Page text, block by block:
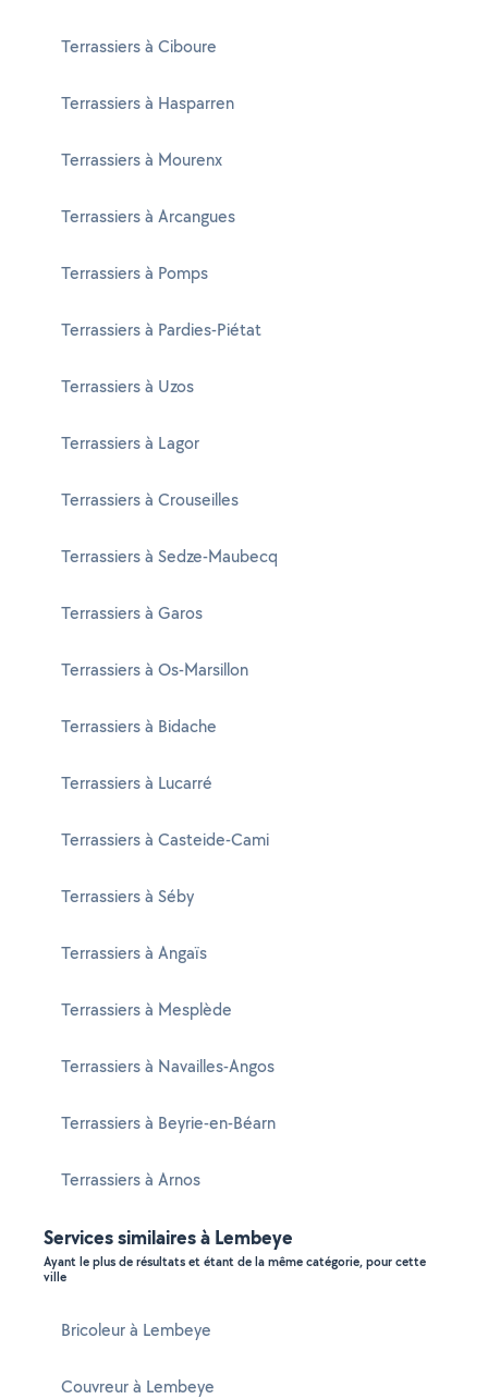
Terrassiers à Ciboure
Terrassiers à Hasparren
Terrassiers à Mourenx
Terrassiers à Arcangues
Terrassiers à Pomps
Terrassiers à Pardies-Piétat
Terrassiers à Uzos
Terrassiers à Lagor
Terrassiers à Crouseilles
Terrassiers à Sedze-Maubecq
Terrassiers à Garos
Terrassiers à Os-Marsillon
Terrassiers à Bidache
Terrassiers à Lucarré
Terrassiers à Casteide-Cami
Terrassiers à Séby
Terrassiers à Angaïs
Terrassiers à Mesplède
Terrassiers à Navailles-Angos
Terrassiers à Beyrie-en-Béarn
Terrassiers à Arnos
Services similaires à Lembeye
Ayant le plus de résultats et étant de la même catégorie, pour cette
ville
Bricoleur à Lembeye
Couvreur à Lembeye